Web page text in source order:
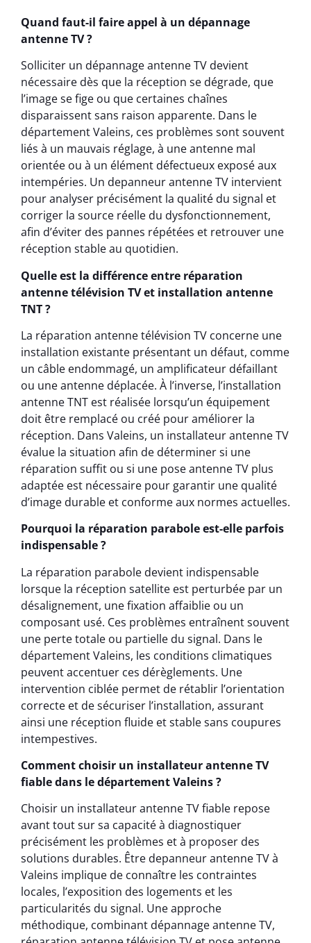
Quand faut-il faire appel à un dépannage
antenne TV ?
Solliciter un dépannage antenne TV devient
nécessaire dès que la réception se dégrade, que
l’image se fige ou que certaines chaînes
disparaissent sans raison apparente. Dans le
département Valeins, ces problèmes sont souvent
liés à un mauvais réglage, à une antenne mal
orientée ou à un élément défectueux exposé aux
intempéries. Un depanneur antenne TV intervient
pour analyser précisément la qualité du signal et
corriger la source réelle du dysfonctionnement,
afin d’éviter des pannes répétées et retrouver une
réception stable au quotidien.
Quelle est la différence entre réparation
antenne télévision TV et installation antenne
TNT ?
La réparation antenne télévision TV concerne une
installation existante présentant un défaut, comme
un câble endommagé, un amplificateur défaillant
ou une antenne déplacée. À l’inverse, l’installation
antenne TNT est réalisée lorsqu’un équipement
doit être remplacé ou créé pour améliorer la
réception. Dans Valeins, un installateur antenne TV
évalue la situation afin de déterminer si une
réparation suffit ou si une pose antenne TV plus
adaptée est nécessaire pour garantir une qualité
d’image durable et conforme aux normes actuelles.
Pourquoi la réparation parabole est-elle parfois
indispensable ?
La réparation parabole devient indispensable
lorsque la réception satellite est perturbée par un
désalignement, une fixation affaiblie ou un
composant usé. Ces problèmes entraînent souvent
une perte totale ou partielle du signal. Dans le
département Valeins, les conditions climatiques
peuvent accentuer ces dérèglements. Une
intervention ciblée permet de rétablir l’orientation
correcte et de sécuriser l’installation, assurant
ainsi une réception fluide et stable sans coupures
intempestives.
Comment choisir un installateur antenne TV
fiable dans le département Valeins ?
Choisir un installateur antenne TV fiable repose
avant tout sur sa capacité à diagnostiquer
précisément les problèmes et à proposer des
solutions durables. Être depanneur antenne TV à
Valeins implique de connaître les contraintes
locales, l’exposition des logements et les
particularités du signal. Une approche
méthodique, combinant dépannage antenne TV,